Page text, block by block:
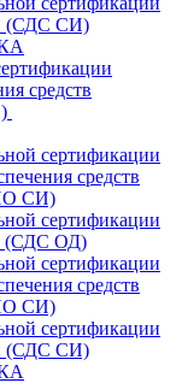
(СДС СИ)
средств
сертификации
средств
СИ)
сертификации
(СДС ОД)
сертификации
средств
СИ)
сертификации
(СДС СИ)